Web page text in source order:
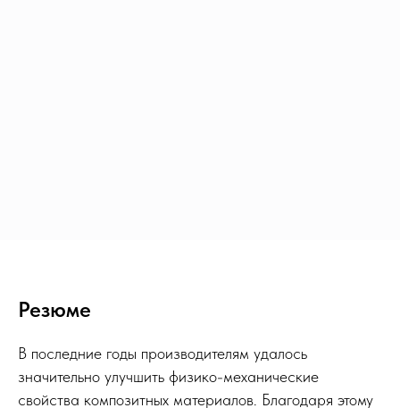
Резюме
В последние годы производителям удалось
значительно улучшить физико-механические
свойства композитных материалов. Благодаря этому